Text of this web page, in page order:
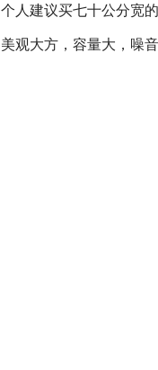
个人建议买七十公分宽
美观大方，容量大，噪